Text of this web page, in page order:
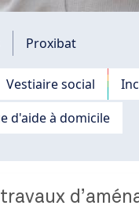
Proxibat
Vestiaire social
d'aide à domicile